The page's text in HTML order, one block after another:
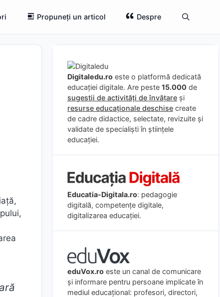
Propuneți un articol Despre
Digitaledu.ro este o platformă dedicată
educației digitale. Are peste 15.000 de
sugestii de activități de învățare și
resurse educaționale deschise create
de cadre didactice, selectate, revizuite și
validate de specialiști în științele
educației.
Educatia-Digitala.ro: pedagogie
digitală, competențe digitale,
digitalizarea educației.
eduVox.ro este un canal de comunicare
și informare pentru persoane implicate în
mediul educațional: profesori, directori,